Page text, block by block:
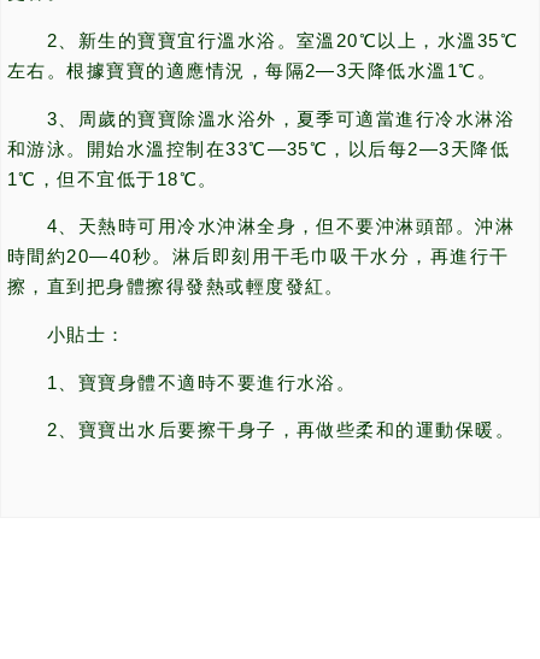
2、新生的寶寶宜行溫水浴。室溫20℃以上，水溫35℃
左右。根據寶寶的適應情況，每隔2—3天降低水溫1℃。
3、周歲的寶寶除溫水浴外，夏季可適當進行冷水淋浴
和游泳。開始水溫控制在33℃—35℃，以后每2—3天降低
1℃，但不宜低于18℃。
4、天熱時可用冷水沖淋全身，但不要沖淋頭部。沖淋
時間約20—40秒。淋后即刻用干毛巾吸干水分，再進行干
擦，直到把身體擦得發熱或輕度發紅。
小貼士：
1、寶寶身體不適時不要進行水浴。
2、寶寶出水后要擦干身子，再做些柔和的運動保暖。